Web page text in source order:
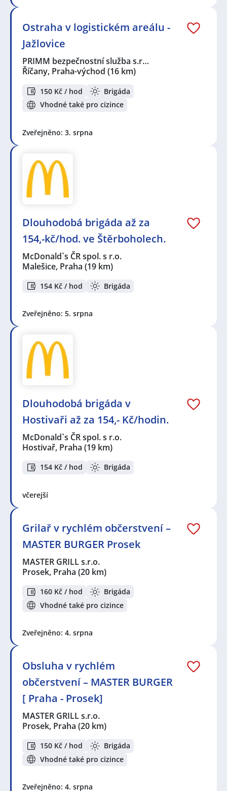
Ostraha v logistickém areálu -
Jažlovice
PRIMM bezpečnostní služba s.r…
Říčany, Praha-východ (16 km)
150 Kč / hod
Brigáda
Vhodné také pro cizince
Zveřejněno: 3. srpna
Dlouhodobá brigáda až za
154,-kč/hod. ve Štěrboholech.
McDonald`s ČR spol. s r.o.
Malešice, Praha (19 km)
154 Kč / hod Brigáda
Zveřejněno: 5. srpna
Dlouhodobá brigáda v
Hostivaři až za 154,- Kč/hodin.
McDonald`s ČR spol. s r.o.
Hostivař, Praha (19 km)
154 Kč / hod Brigáda
včerejší
Grilař v rychlém občerstvení –
MASTER BURGER Prosek
MASTER GRILL s.r.o.
Prosek, Praha (20 km)
160 Kč / hod
Brigáda
Vhodné také pro cizince
Zveřejněno: 4. srpna
Obsluha v rychlém
občerstvení – MASTER BURGER
[ Praha - Prosek]
MASTER GRILL s.r.o.
Prosek, Praha (20 km)
150 Kč / hod
Brigáda
Vhodné také pro cizince
Zveřejněno: 4. srpna